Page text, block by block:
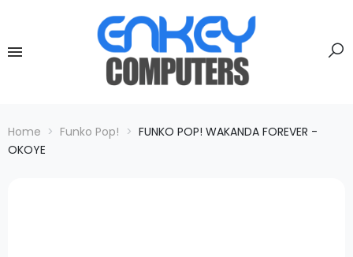
Home Funko Pop!
FUNKO POP! WAKANDA FOREVER -
OKOYE